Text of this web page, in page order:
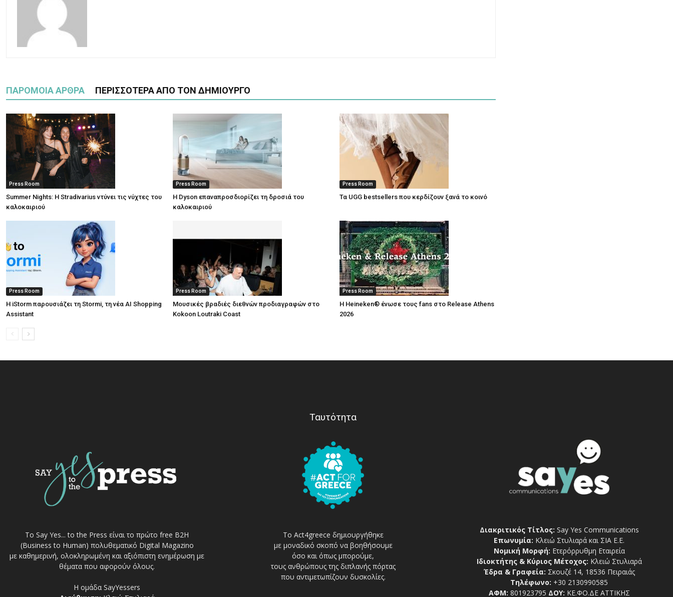
ΠΑΡΟΜΟΙΑ ΑΡΘΡΑ ΠΕΡΙΣΣΟΤΕΡΑ ΑΠΟ ΤΟΝ ΔΗΜΙΟΥΡΓΟ
Press Room
Summer Nights: Η Stradivarius ντύνει τις νύχτες του
καλοκαιριού
Press Room
Η Dyson επαναπροσδιορίζει τη δροσιά του
καλοκαιριού
Press Room
Τα UGG bestsellers που κερδίζουν ξανά το κοινό
Press Room
Η iStorm παρουσιάζει τη Stormi, τη νέα AI Shopping
Assistant
Press Room
Μουσικές βραδιές διεθνών προδιαγραφών στο
Kokoon Loutraki Coast
Press Room
Η Heineken® ένωσε τους fans στο Release Athens
2026
Το Say Yes... to the Press είναι το πρώτο free Β2Η
(Business to Human) πολυθεματικό Digital Magazino
με καθημερινή, ολοκληρωμένη και αξιόπιστη ενημέρωση με
θέματα που αφορούν όλους.
Η ομάδα SayYessers
Ταυτότητα
Το Act4greece δημιουργήθηκε
με μοναδικό σκοπό να βοηθήσουμε
όσο και όπως μπορούμε,
τους ανθρώπους της διπλανής πόρτας
που αντιμετωπίζουν δυσκολίες.
Διακριτικός Τίτλος: Say Yes Communications
Επωνυμία: Κλειώ Στυλιαρά και ΣΙΑ Ε.Ε.
Νομική Μορφή: Ετερόρρυθμη Εταιρεία
Ιδιοκτήτης & Κύριος Μέτοχος: Κλειώ Στυλιαρά
Έδρα & Γραφεία: Σκουζέ 14, 18536 Πειραιάς
Τηλέφωνο: +30 2130990585
ΑΦΜ: 801923795 ΔΟΥ: ΚΕ.ΦΟ.ΔΕ ΑΤΤΙΚΗΣ